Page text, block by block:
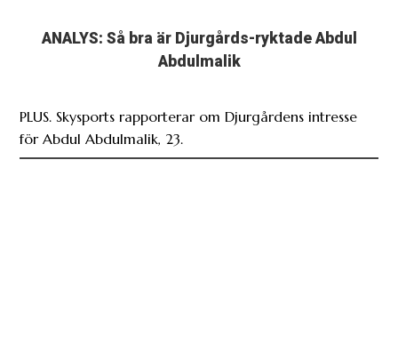
ANALYS: Så bra är Djurgårds-ryktade Abdul
Abdulmalik
PLUS. Skysports rapporterar om Djurgårdens intresse
för Abdul Abdulmalik, 23.